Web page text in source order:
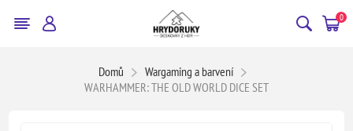
0
Domů
Wargaming a barvení
WARHAMMER: THE OLD WORLD DICE SET